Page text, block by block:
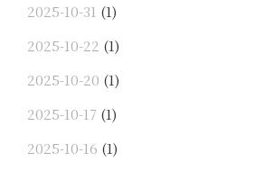
2025-10-31 (1)
2025-10-22 (1)
2025-10-20 (1)
2025-10-17 (1)
2025-10-16 (1)